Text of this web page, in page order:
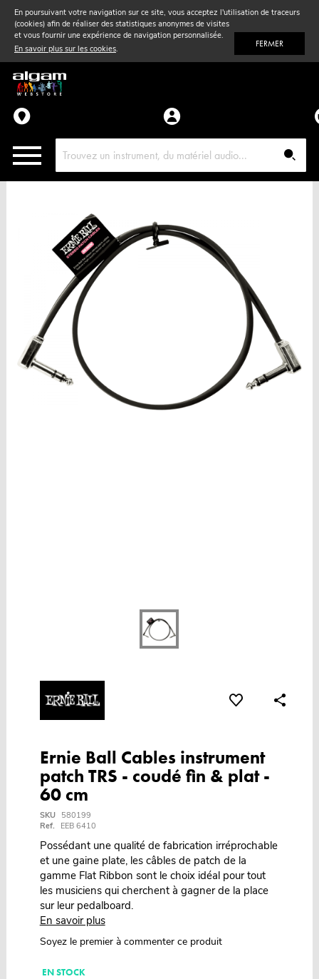
En poursuivant votre navigation sur ce site, vous acceptez l'utilisation de traceurs
(cookies) afin de réaliser des statistiques anonymes de visites
et vous fournir une expérience de navigation personnalisée.
En savoir plus sur les cookies. FERMER
Vent& Violon
Accessoires
Pièces détachées
Ernie Ball Cables instrument
patch TRS - coudé fin & plat -
60 cm
SKU
580199
Ref.
EEB 6410
Possédant une qualité de fabrication irréprochable
et une gaine plate, les câbles de patch de la
gamme Flat Ribbon sont le choix idéal pour tout
les musiciens qui cherchent à gagner de la place
sur leur pedalboard.
En savoir plus
Soyez le premier à commenter ce produit
EN STOCK